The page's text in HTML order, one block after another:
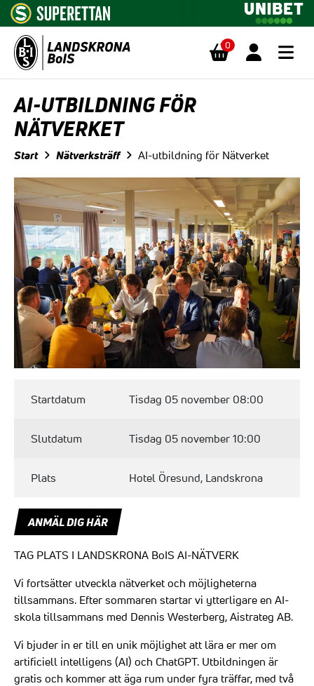
0
AI-UTBILDNING FÖR
NÄTVERKET
Start Nätverksträff AI-utbildning för Nätverket
Startdatum Tisdag 05 november 08:00
Slutdatum Tisdag 05 november 10:00
Plats Hotel Öresund, Landskrona
ANMÄL DIG HÄR
TAG PLATS I LANDSKRONA BoIS AI-NÄTVERK
Vi fortsätter utveckla nätverket och möjligheterna
tillsammans. Efter sommaren startar vi ytterligare en AI-
skola tillsammans med Dennis Westerberg, Aistrateg AB.
Vi bjuder in er till en unik möjlighet att lära er mer om
artificiell intelligens (AI) och ChatGPT. Utbildningen är
gratis och kommer att äga rum under fyra träffar, med två